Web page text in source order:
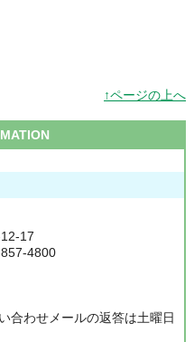
↑ページの上へ
17
4800
合わせメールの返答は土曜日